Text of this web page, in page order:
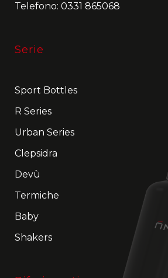
Telefono: 0331 865068
Serie
Sport Bottles
R Series
Urban Series
Clepsidra
Devù
Termiche
Baby
Shakers